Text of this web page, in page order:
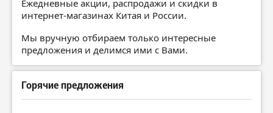
Ежедневные акции, распродажи и скидки в
интернет-магазинах Китая и России.
Мы вручную отбираем только интересные
предложения и делимся ими с Вами.
Горячие предложения